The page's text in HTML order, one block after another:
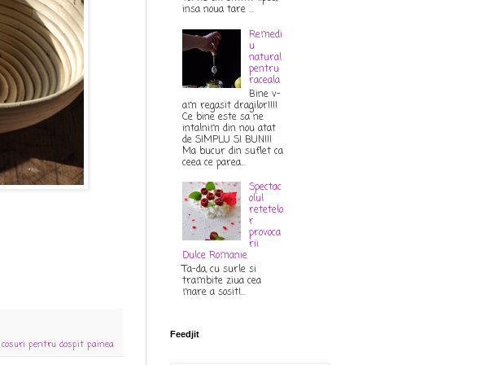
cosuri pentru dospit painea
insa noua tare ...
Remedi
u
natural
pentru
raceala
Bine v-
am regasit dragilor!!!!
Ce bine este sa ne
intalnim din nou atat
de SIMPLU SI BUN!!!
Ma bucur din suflet ca
ceea ce parea...
Spectac
olul
retetelo
r
provoca
rii
Dulce Romanie
Ta-da, cu surle si
trambite ziua cea
mare a sosit!...
Feedjit